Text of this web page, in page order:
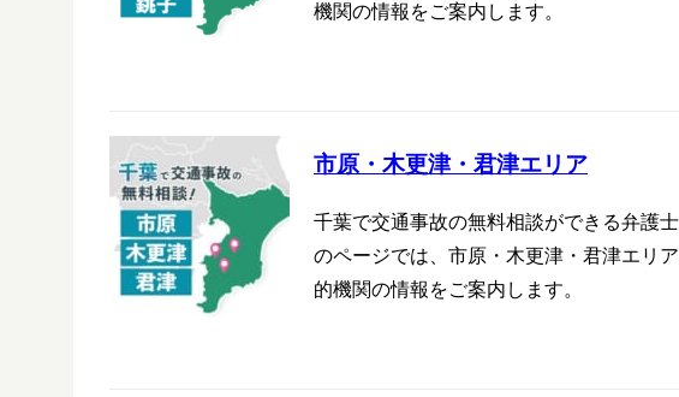
機関の情報をご案内します。
市原・木更津・君津エリア
千葉で交通事故の無料相談ができる弁護
のページでは、市原・木更津・君津エリ
的機関の情報をご案内します。